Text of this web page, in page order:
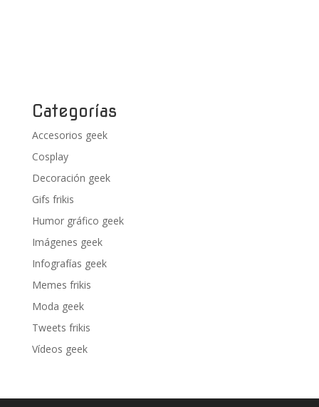
Categorías
Accesorios geek
Cosplay
Decoración geek
Gifs frikis
Humor gráfico geek
Imágenes geek
Infografías geek
Memes frikis
Moda geek
Tweets frikis
Vídeos geek